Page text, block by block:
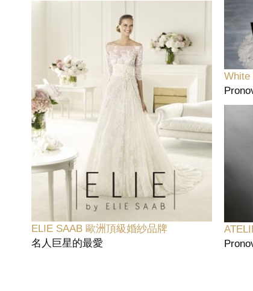
ELIE SAAB 歐洲頂級婚紗品牌
名人巨星的最愛
White